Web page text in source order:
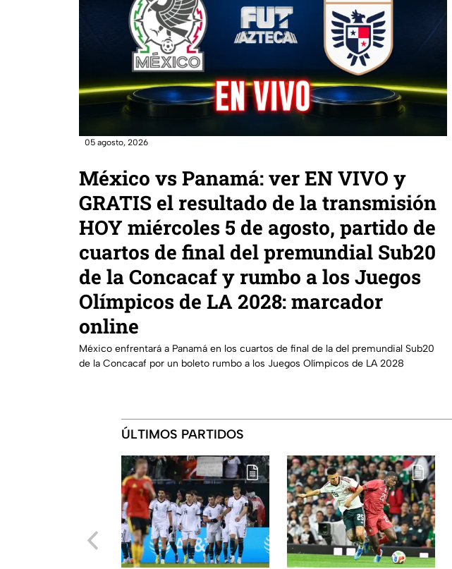
05 agosto, 2026
México vs Panamá: ver EN VIVO y
GRATIS el resultado de la transmisión
HOY miércoles 5 de agosto, partido de
cuartos de final del premundial Sub20
de la Concacaf y rumbo a los Juegos
Olímpicos de LA 2028: marcador
online
México enfrentará a Panamá en los cuartos de final de la del premundial Sub20
de la Concacaf por un boleto rumbo a los Juegos Olímpicos de LA 2028
ÚLTIMOS PARTIDOS